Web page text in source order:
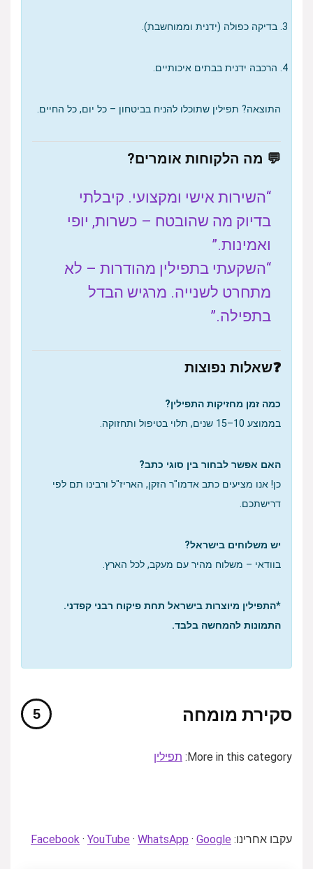
בדיקה כפולה (ידנית וממוחשבת).
הרכבה ידנית בבתים איכותיים.
התוצאה? תפילין שתוכלו להניח בביטחון – כל יום, כל החיים.
💬 מה הלקוחות אומרים?
“השירות אישי ומקצועי. קיבלתי
בדיוק מה שהובטח – כשרות, יופי
ואמינות.”
“השקעתי בתפילין מהודרות – לא
מתחרט לשנייה. מרגיש הבדל
בתפילה.”
❓שאלות נפוצות
כמה זמן מחזיקות התפילין?
בממוצע 10–15 שנים, תלוי בטיפול ותחזוקה.
האם אפשר לבחור בין סוגי כתב?
כן! אנו מציעים כתב אדמו"ר הזקן, האריז"ל ורבינו תם לפי
דרישתכם.
יש משלוחים בישראל?
בוודאי – משלוח מהיר עם מעקב, לכל הארץ.
*התפילין מיוצרות בישראל תחת פיקוח רבני קפדני.
התמונות להמחשה בלבד.
סקירת מומחה
More in this category: תפילין
עקבו אחרינו: Facebook · YouTube · WhatsApp · Google